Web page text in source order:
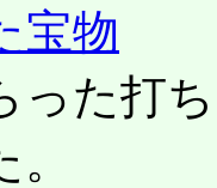
宝物
った打